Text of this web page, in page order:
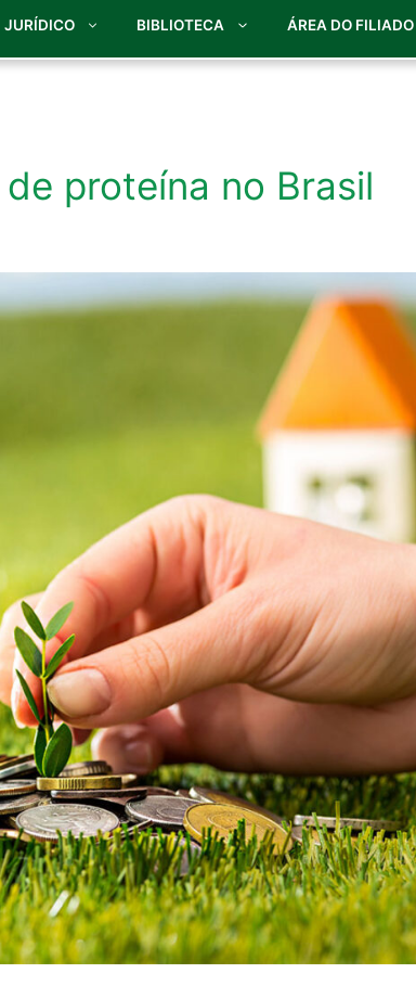
JURÍDICO BIBLIOTECA ÁREA DO FILIADO
proteína no Brasil